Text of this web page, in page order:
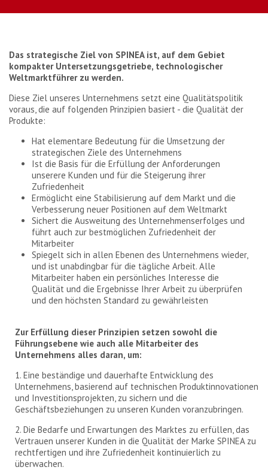
Das strategische Ziel von SPINEA ist, auf dem Gebiet
kompakter Untersetzungsgetriebe, technologischer
Weltmarktführer zu werden.
Diese Ziel unseres Unternehmens setzt eine Qualitätspolitik
voraus, die auf folgenden Prinzipien basiert - die Qualität der
Produkte:
Hat elementare Bedeutung für die Umsetzung der
strategischen Ziele des Unternehmens
Ist die Basis für die Erfüllung der Anforderungen
unserere Kunden und für die Steigerung ihrer
Zufriedenheit
Ermöglicht eine Stabilisierung auf dem Markt und die
Verbesserung neuer Positionen auf dem Weltmarkt
Sichert die Ausweitung des Unternehmenserfolges und
führt auch zur bestmöglichen Zufriedenheit der
Mitarbeiter
Spiegelt sich in allen Ebenen des Unternehmens wieder,
und ist unabdingbar für die tägliche Arbeit. Alle
Mitarbeiter haben ein persönliches Interesse die
Qualität und die Ergebnisse Ihrer Arbeit zu überprüfen
und den höchsten Standard zu gewährleisten
Zur Erfüllung dieser Prinzipien setzen sowohl die
Führungsebene wie auch alle Mitarbeiter des
Unternehmens alles daran, um:
1. Eine beständige und dauerhafte Entwicklung des
Unternehmens, basierend auf technischen Produktinnovationen
und Investitionsprojekten, zu sichern und die
Geschäftsbeziehungen zu unseren Kunden voranzubringen.
2. Die Bedarfe und Erwartungen des Marktes zu erfüllen, das
Vertrauen unserer Kunden in die Qualität der Marke SPINEA zu
rechtfertigen und ihre Zufriedenheit kontinuierlich zu
überwachen.